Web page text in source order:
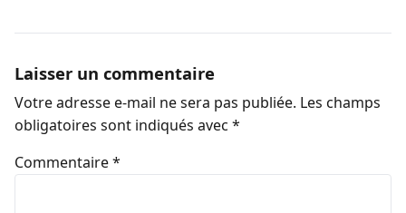
Laisser un commentaire
Votre adresse e-mail ne sera pas publiée. Les champs
obligatoires sont indiqués avec *
Commentaire*